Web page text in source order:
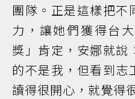
團隊。正是這樣把不
力，讓她們獲得台
獎」肯定，安娜就說
的不是我，但看到志
讀得很開心，就覺得